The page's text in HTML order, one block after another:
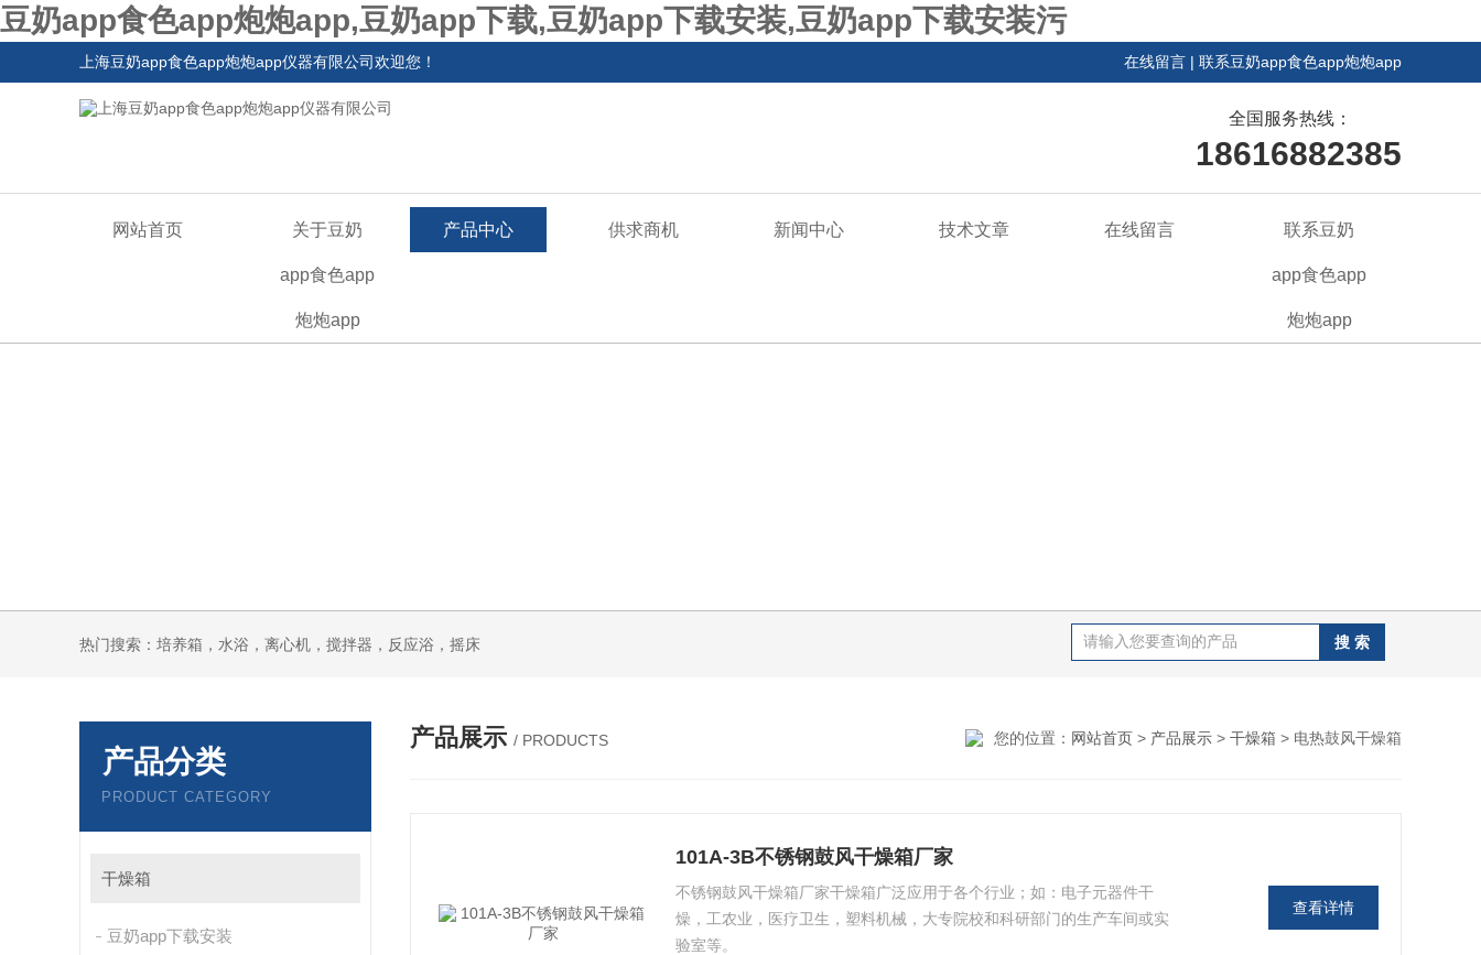
豆奶app食色app炮炮app,豆奶app下载,豆奶app下载安装,豆奶app下载安装污
上海豆奶app食色app炮炮app仪器有限公司欢迎您！ 在线留言 | 联系豆奶app食色app炮炮app
全国服务热线：
18616882385
网站首页 关于豆奶
app食色app
炮炮app
产品中心 供求商机 新闻中心 技术文章 在线留言 联系豆奶
app食色app
炮炮app
热门搜索：培养箱，水浴，离心机，搅拌器，反应浴，摇床
产品分类
PRODUCT CATEGORY
干燥箱
豆奶app下载安装
产品展示 / PRODUCTS 您的位置： 网站首页 > 产品展示 > 干燥箱 > 电热鼓风干燥箱
101A-3B不锈钢鼓风干燥箱厂家
不锈钢鼓风干燥箱厂家干燥箱广泛应用于各个行业；如：电子元器件干
燥，工农业，医疗卫生，塑料机械，大专院校和科研部门的生产车间或实
验室等。
查看详情